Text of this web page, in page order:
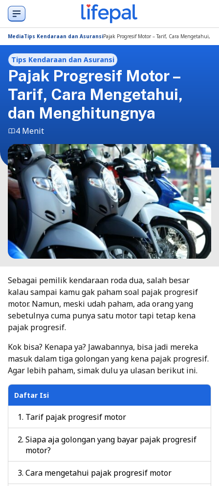
MediaTips Kendaraan dan AsuransiPajak Progresif Motor – Tarif, Cara Mengetahui,
Tips Kendaraan dan Asuransi
Pajak Progresif Motor –
Tarif, Cara Mengetahui,
dan Menghitungnya
4 Menit
Sebagai pemilik kendaraan roda dua, salah besar
kalau sampai kamu gak paham soal pajak progresif
motor. Namun, meski udah paham, ada orang yang
sebetulnya cuma punya satu motor tapi tetap kena
pajak progresif.
Kok bisa? Kenapa ya? Jawabannya, bisa jadi mereka
masuk dalam tiga golongan yang kena pajak progresif.
Agar lebih paham, simak dulu ya ulasan berikut ini.
Daftar Isi
Tarif pajak progresif motor
Siapa aja golongan yang bayar pajak progresif
motor?
Cara mengetahui pajak progresif motor